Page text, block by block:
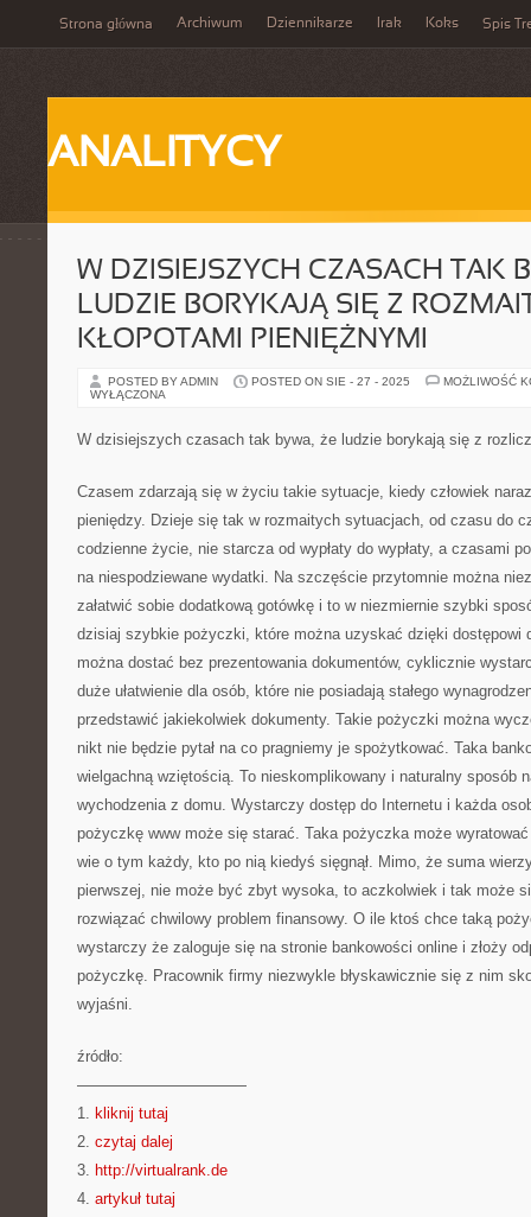
Strona główna Archiwum Dziennikarze Irak Koks Spis
ANALITYCY
W DZISIEJSZYCH CZASACH TAK
LUDZIE BORYKAJĄ SIĘ Z
KŁOPOTAMI PIENIĘŻNYMI
POSTED BY ADMIN POSTED ON SIE - 27 - 2025
MOŻLIWOŚĆ
WYŁĄCZONA
W dzisiejszych czasach tak bywa, że ludzie borykają się z
Czasem zdarzają się w życiu takie sytuacje, kiedy człowiek
pieniędzy. Dzieje się tak w rozmaitych sytuacjach, od czasu do
codzienne życie, nie starcza od wypłaty do wypłaty, a czasami
na niespodziewane wydatki. Na szczęście przytomnie można
załatwić sobie dodatkową gotówkę i to w niezmiernie szybki
dzisiaj szybkie pożyczki, które można uzyskać dzięki dostępowi
można dostać bez prezentowania dokumentów, cyklicznie
duże ułatwienie dla osób, które nie posiadają stałego
przedstawić jakiekolwiek dokumenty. Takie pożyczki można
nikt nie będzie pytał na co pragniemy je spożytkować. Taka
wielgachną wziętością. To nieskomplikowany i naturalny sposób
wychodzenia z domu. Wystarczy dostęp do Internetu i każda
pożyczkę www może się starać. Taka pożyczka może
wie o tym każdy, kto po nią kiedyś sięgnął. Mimo, że suma
pierwszej, nie może być zbyt wysoka, to aczkolwiek i tak może
rozwiązać chwilowy problem finansowy. O ile ktoś chce taką
wystarczy że zaloguje się na stronie bankowości online i złoży
pożyczkę. Pracownik firmy niezwykle błyskawicznie się z nim
wyjaśni.
źródło:
———————————
1. kliknij tutaj
2. czytaj dalej
3. http://virtualrank.de
4. artykuł tutaj